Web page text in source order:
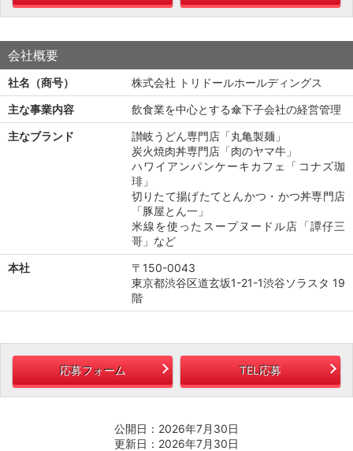
会社概要
社名（商号）
株式会社 トリドールホールディングス
主な事業内容
飲食業を中心とする傘下子会社の経営管理
主なブランド
讃岐うどん専門店「丸亀製麺」
炭火焼肉丼専門店「肉のヤマ牛」
ハワイアンパンケーキカフェ「コナズ珈
琲」
切りたて揚げたてとんかつ・かつ丼専門店
「豚屋とん一」
米線を使ったスープヌードル店「譚仔三
哥」など
本社
〒150-0043
東京都渋谷区道玄坂1-21-1渋谷ソラスタ 19
階
応募フォーム TEL応募
公開日：2026年7月30日
更新日：2026年7月30日